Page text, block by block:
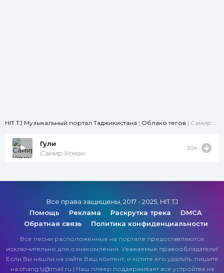
HIT.TJ Музыкальный портал Таджикистана | Облако тегов | Cамир Усман
Гули
Cамир Усман
3:04
Все права защищены, 2017 - 2025, HIT.TJ
Помощь
Реклама Раскрутка трека
DMCA
Обратная связь
Политика конфиденциальности
Все песни расположенные на портале предоставляются
исключительно для ознакомления. Уважаемые правообладатели!
Если Вы нашли на сайте Ваш контент, и хотите его удалить, пишите
на ohang.tj@mail.ru | Наш плеер поддерживает все устройтва на